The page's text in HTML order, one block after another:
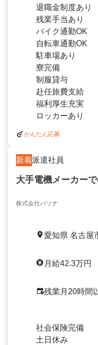
退職金制度あり
残業手当あり
バイク通勤OK
自転車通勤OK
駐車場あり
寮完備
制服貸与
赴任旅費支給
福利厚生充実
ロッカーあり
かんたん応募
新着派遣社員
大手電機メーカー
株式会社パソナ
愛知県 名古屋
月給42.3万円
残業月20時間
社会保険完備
土日休み